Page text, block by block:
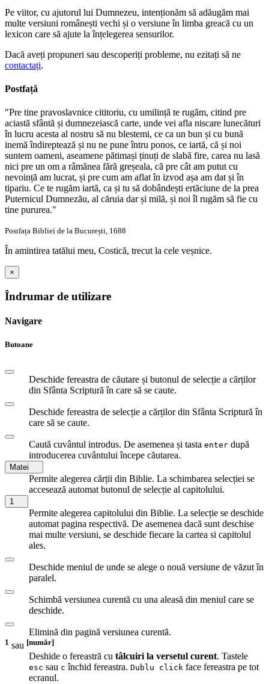
Pe viitor, cu ajutorul lui Dumnezeu, intenționăm să adăugăm mai
multe versiuni românești vechi și o versiune în limba greacă cu un
lexicon care să ajute la înțelegerea sensurilor.
Dacă aveți propuneri sau descoperiți probleme, nu ezitați să ne
contactați.
Postfață
"Pre tine pravoslavnice cititoriu, cu umilință te rugăm, citind pre
aciastă sfântă și dumnezeiască carte, unde vei afla niscare lunecături
în lucru acesta al nostru să nu blestemi, ce ca un bun și cu bună
inemă îndireptează și nu ne pune întru ponos, ce iartă, că și noi
suntem oameni, aseamene pătimași ținuți de slabă fire, carea nu lasă
nici pre un om a râmănea fără greșeala, că pre cât am putut cu
nevoință am lucrat, și pre cum am aflat în izvod așa am dat și în
tipariu. Ce te rugăm iartă, ca și tu să dobândești ertăciune de la prea
Puternicul Dumnezău, al căruia dar și milă, și noi îl rugăm să fie cu
tine pururea."
Postfața Bibliei de la București, 1688
În amintirea tatălui meu, Costică, trecut la cele veșnice.
×
Îndrumar de utilizare
Navigare
Butoane
Deschide fereastra de căutare și butonul de selecție a cărților
din Sfânta Scriptură în care să se caute.
Deschide fereastra de selecție a cărților din Sfânta Scriptură în
care să se caute.
Caută cuvântul introdus. De asemenea și tasta enter după
introducerea cuvântului începe căutarea.
Matei
Permite alegerea cărții din Biblie. La schimbarea selecției se
accesează automat butonul de selecție al capitolului.
1
Permite alegerea capitolului din Biblie. La selecție se deschide
automat pagina respectivă. De asemenea dacă sunt deschise
mai multe versiuni, se deschide fiecare la cartea si capitolul
ales.
Deschide meniul de unde se alege o nouă versiune de văzut în
paralel.
Schimbă versiunea curentă cu una aleasă din meniul care se
deschide.
Elimină din pagină versiunea curentă.
1 sau [număr]
Deshide o fereastră cu tâlcuiri la versetul curent. Tastele
esc sau c închid fereastra. Dublu click face fereastra pe tot
ecranul.